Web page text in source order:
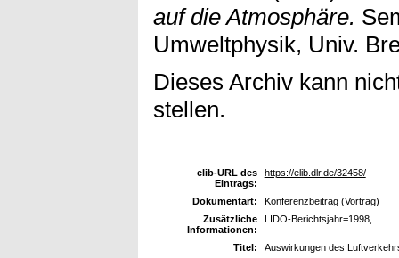
auf die Atmosphäre.
Umweltphysik, Univ.
Dieses Archiv kann
stellen.
elib-URL des
Eintrags:
https://elib.dlr.de/32458/
Dokumentart:
Konferenzbeitrag (Vortrag)
Zusätzliche
Informationen:
LIDO-Berichtsjahr=1998,
Titel:
Auswirkungen des